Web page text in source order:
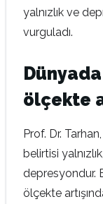
yalnızlık ve
vurguladı.
ölçekte
Prof. Dr.
belirtisi
depresyondur.
ölçekte